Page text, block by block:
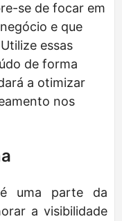
se de focar em
e que
essas
de forma
a otimizar
nos
uma parte da
a visibilidade